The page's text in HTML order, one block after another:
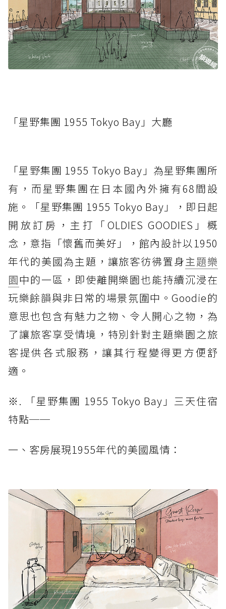
「星野集團 1955 Tokyo Bay」大廳
「星野集團 1955 Tokyo Bay」為星野集團所
有，而星野集團在日本國內外擁有68間設
施。「星野集團 1955 Tokyo Bay」，即日起
開放訂房，主打「OLDIES GOODIES」概
念，意指「懷舊而美好」，館內設計以1950
年代的美國為主題，讓旅客彷彿置身主題樂
園中的一區，即使離開樂園也能持續沉浸在
玩樂餘韻與非日常的場景氛圍中。Goodie的
意思也包含有魅力之物、令人開心之物，為
了讓旅客享受情境，特別針對主題樂園之旅
客提供各式服務，讓其行程變得更方便舒
適。
※. 「星野集團 1955 Tokyo Bay」三天住宿
特點──
一、客房展現1955年代的美國風情：